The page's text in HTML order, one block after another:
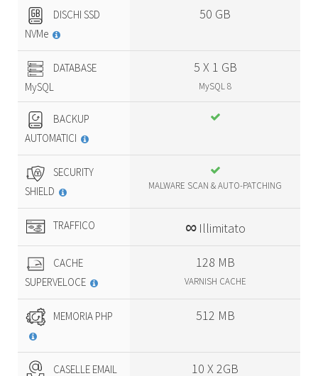
DISCHI SSD
NVMe
50 GB
DATABASE
MySQL
5 X 1 GB
MySQL 8
BACKUP
AUTOMATICI
SECURITY
SHIELD
MALWARE SCAN & AUTO-PATCHING
TRAFFICO ∞ Illimitato
CACHE
SUPERVELOCE
128 MB
VARNISH CACHE
MEMORIA PHP 512 MB
CASELLE EMAIL 10 X 2GB